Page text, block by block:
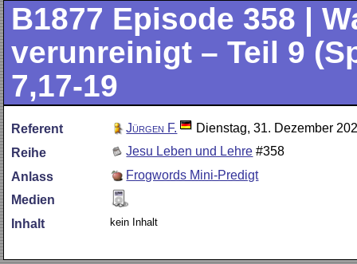
B1877 Episode 358 |
verunreinigt – Teil 9
7,17-19
Referent Jürgen F.
Dienstag, 31. Dezember
Reihe
Jesu Leben und Lehre #358
Anlass
Frogwords Mini-Predigt
Medien
Inhalt
kein Inhalt